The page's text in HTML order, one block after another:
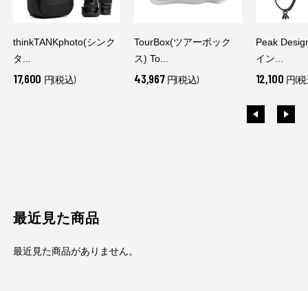
thinkTANKphoto(シンク
タ...
17,600 円(税込)
TourBox(ツアーボック
ス) To...
43,967 円(税込)
Peak
イン...
12,100 円(
最近見た商品
最近見た商品がありません。